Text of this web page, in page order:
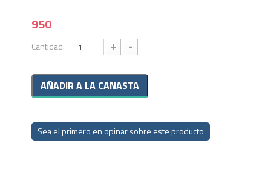
950
Cantidad: + -
Sea el primero en opinar sobre este producto